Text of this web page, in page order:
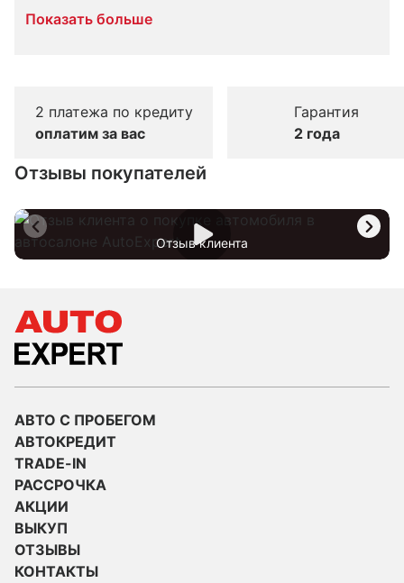
Показать больше
2 платежа по кредиту
оплатим за вас
Гарантия
2 года
Отзывы покупателей
Отзыв клиента
АВТО С ПРОБЕГОМ
АВТОКРЕДИТ
TRADE-IN
РАССРОЧКА
АКЦИИ
ВЫКУП
ОТЗЫВЫ
КОНТАКТЫ